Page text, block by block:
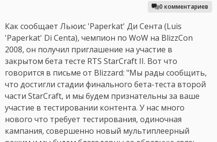
0 комментариев
Как сообщает Льюис 'Paperkat' Ди Сента (Luis
'Paperkat' Di Centa), чемпион по WoW на BlizzCon
2008, он получил приглашение на участие в
закрытом бета тесте RTS StarCraft II. Вот что
говорится в письме от Blizzard: "Мы рады сообщить,
что достигли стадии финального бета-теста второй
части StarCraft, и мы будем признательны за ваше
участие в тестировании контента. У нас много
нового что требует тестирования, одиночная
кампания, совершенно новый мультиплеерный